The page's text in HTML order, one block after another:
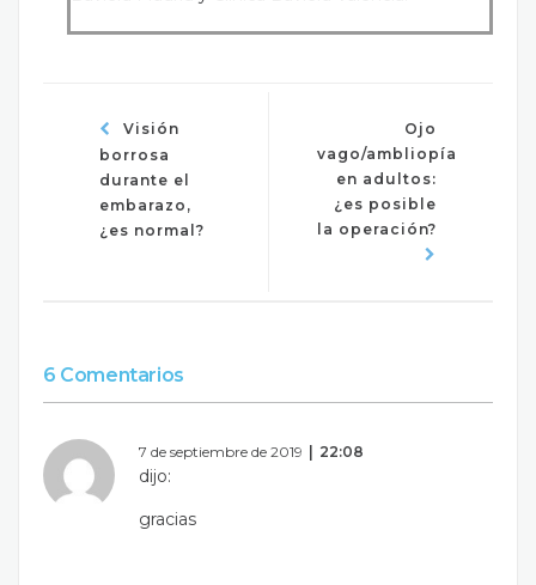
Visión
borrosa
durante el
embarazo,
¿es normal?
Ojo
vago/ambliopía
en adultos:
¿es posible
la operación?
6 Comentarios
7 de septiembre de 2019 22:08
dijo:
gracias